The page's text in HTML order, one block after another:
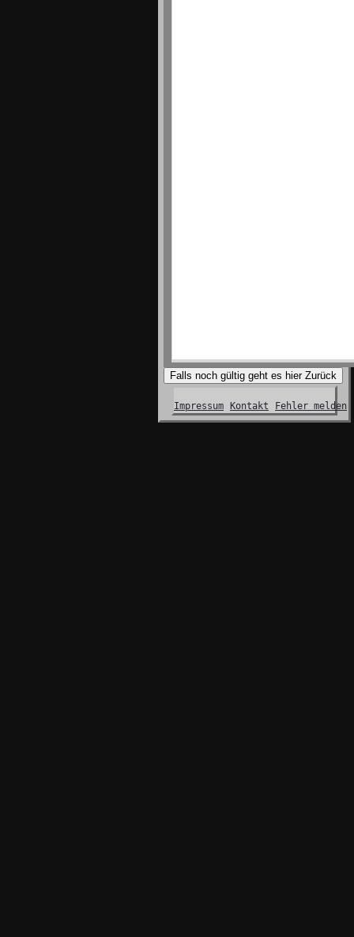
Falls noch gültig geht es hier Zurück
Impressum Kontakt Fehler melden